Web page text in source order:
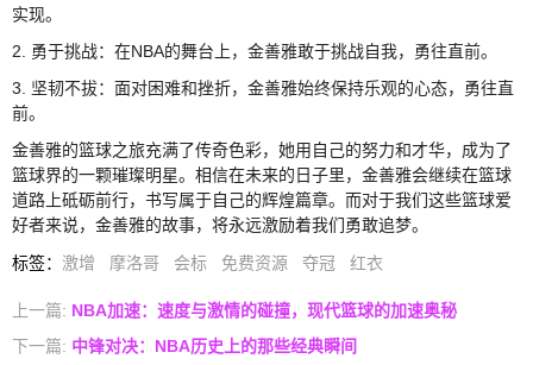
实现。
2. 勇于挑战：在NBA的舞台上，金善雅敢于挑战自我，勇往直前。
3. 坚韧不拔：面对困难和挫折，金善雅始终保持乐观的心态，勇往直
前。
金善雅的篮球之旅充满了传奇色彩，她用自己的努力和才华，成为了
篮球界的一颗璀璨明星。相信在未来的日子里，金善雅会继续在篮球
道路上砥砺前行，书写属于自己的辉煌篇章。而对于我们这些篮球爱
好者来说，金善雅的故事，将永远激励着我们勇敢追梦。
标签： 激增 摩洛哥 会标 免费资源 夺冠 红衣
上一篇: NBA加速：速度与激情的碰撞，现代篮球的加速奥秘
下一篇: 中锋对决：NBA历史上的那些经典瞬间